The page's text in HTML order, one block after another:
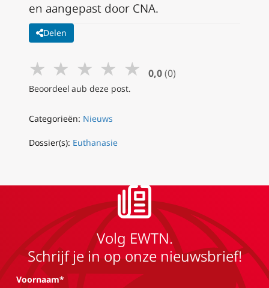
en aangepast door CNA.
Delen
★ ★ ★ ★ ★ 0,0 (0)
Beoordeel aub deze post.
Categorieën: Nieuws
Dossier(s): Euthanasie
Volg EWTN.
Schrijf je in op onze nieuwsbrief!
Voornaam*